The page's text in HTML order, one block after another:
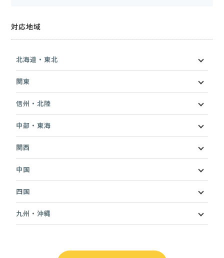
対応地域
北海道・東北
関東
信州・北陸
中部・東海
関西
中国
四国
九州・沖縄